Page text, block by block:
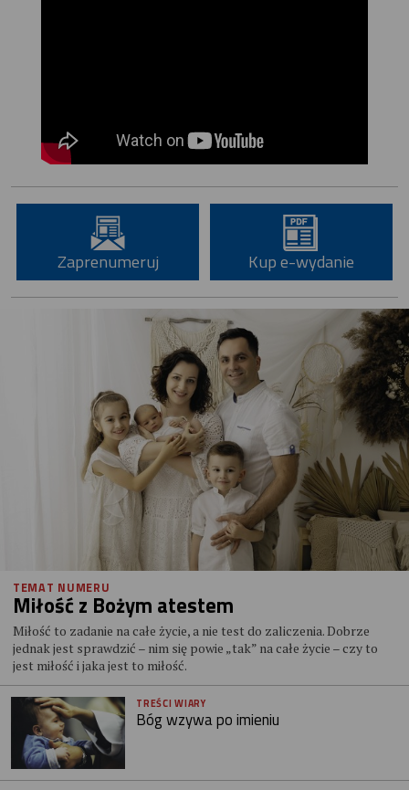
Zaprenumeruj Kup e-wydanie
TEMAT NUMERU
Miłość z Bożym atestem
Miłość to zadanie na całe życie, a nie test do zaliczenia. Dobrze
jednak jest sprawdzić – nim się powie „tak” na całe życie – czy to
jest miłość i jaka jest to miłość.
TREŚCI WIARY
Bóg wzywa po imieniu